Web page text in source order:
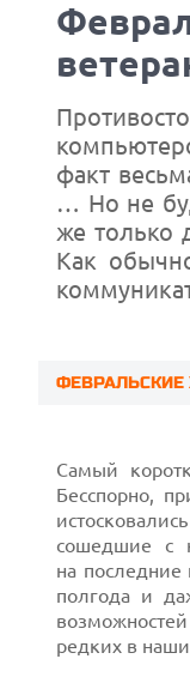
факт
… Но не
же только
Как
Самый
Бесспорно,
сошедшие с
на последние
полгода и
возможностей
редких в
Prev